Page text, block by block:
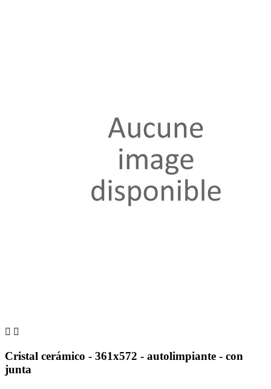
 
Cristal cerámico - 361x572 - autolimpiante - con
junta